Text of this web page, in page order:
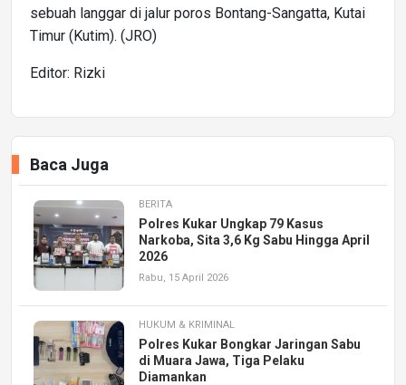
sebuah langgar di jalur poros Bontang-Sangatta, Kutai
Timur (Kutim). (JRO)
Editor: Rizki
Baca Juga
BERITA
Polres Kukar Ungkap 79 Kasus
Narkoba, Sita 3,6 Kg Sabu Hingga April
2026
Rabu, 15 April 2026
HUKUM & KRIMINAL
Polres Kukar Bongkar Jaringan Sabu
di Muara Jawa, Tiga Pelaku
Diamankan